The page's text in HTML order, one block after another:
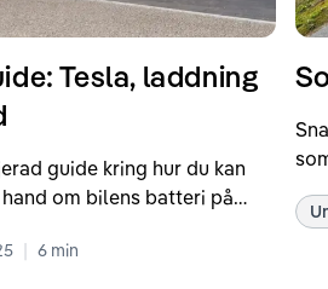
Tesla, laddning
guide kring hur du kan
om bilens batteri på
våra egna erfarenheter
| 6 min